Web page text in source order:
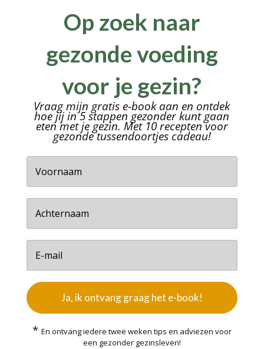
Op zoek naar
gezonde voeding
voor je gezin?
Vraag mijn gratis e-book aan en ontdek
hoe jij in 5 stappen gezonder kunt gaan
eten met je gezin. Met 10 recepten voor
gezonde tussendoortjes cadeau!
Ja, ik ontvang graag het e-book!
* En ontvang iedere twee weken tips en adviezen voor
een gezonder gezinsleven!